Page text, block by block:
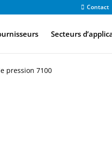
Contact
Secteurs
pression 7100